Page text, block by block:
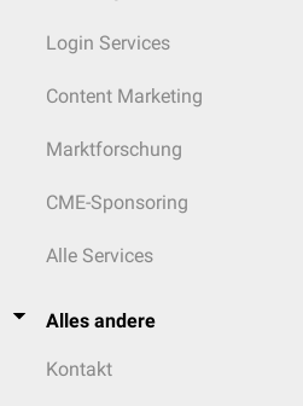
Login Services
Content Marketing
Marktforschung
CME-Sponsoring
Alle Services
Alles andere
Kontakt